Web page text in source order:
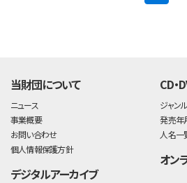
当財団について
ニュース
事業概要
お問い合わせ
個人情報保護方針
デジタルアーカイブ
CD・
ジャン
発売年
人名一
オン